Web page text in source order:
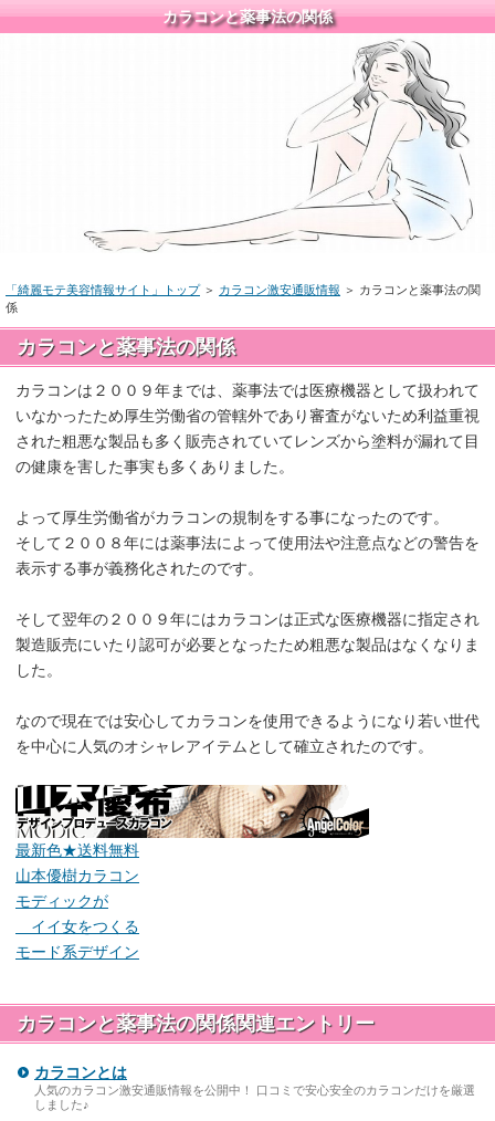
カラコンと薬事法の関係
「綺麗モテ美容情報サイト」トップ＞ カラコン激安通販情報 ＞ カラコンと薬事法の関
係
カラコンと薬事法の関係
カラコンは２００９年までは、薬事法では医療機器として扱われて
いなかったため厚生労働省の管轄外であり審査がないため利益重視
された粗悪な製品も多く販売されていてレンズから塗料が漏れて目
の健康を害した事実も多くありました。
よって厚生労働省がカラコンの規制をする事になったのです。
そして２００８年には薬事法によって使用法や注意点などの警告を
表示する事が義務化されたのです。
そして翌年の２００９年にはカラコンは正式な医療機器に指定され
製造販売にいたり認可が必要となったため粗悪な製品はなくなりま
した。
なので現在では安心してカラコンを使用できるようになり若い世代
を中心に人気のオシャレアイテムとして確立されたのです。
最新色★送料無料
山本優樹カラコン
モディックが
イイ女をつくる
モード系デザイン
カラコンと薬事法の関係関連エントリー
カラコンとは
人気のカラコン激安通販情報を公開中！ 口コミで安心安全のカラコンだけを厳選
しました♪